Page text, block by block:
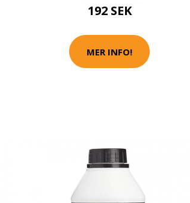
192 SEK
MER INFO!